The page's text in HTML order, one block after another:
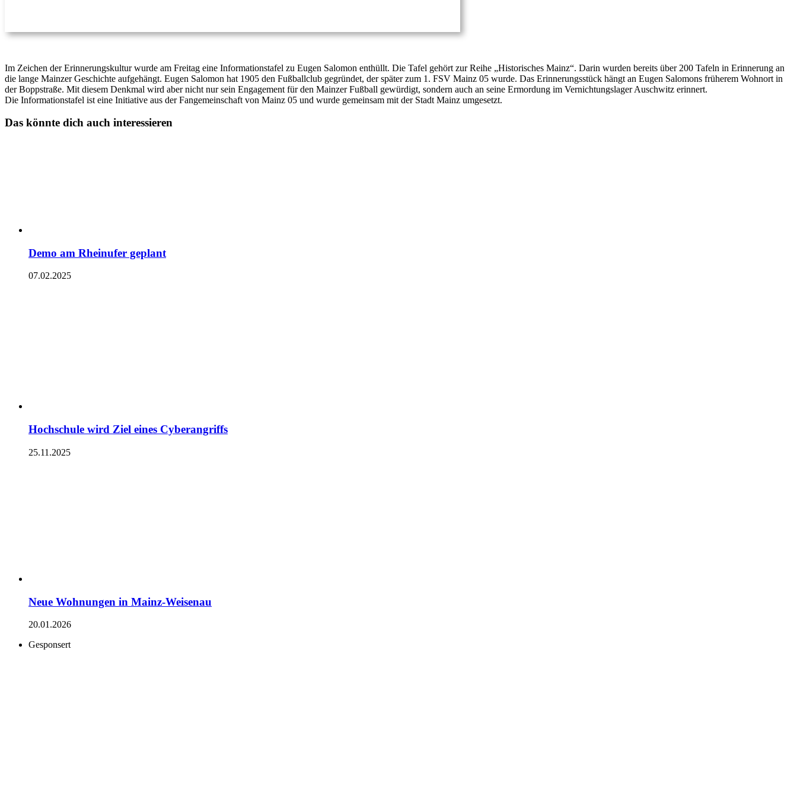
Im Zeichen der Erinnerungskultur wurde am Freitag eine Informationstafel zu Eugen Salomon enthüllt. Die Tafel gehört zur Reihe „Historisches Mainz“. Darin wurden bereits über 200 Tafeln in Erinnerung an
die lange Mainzer Geschichte aufgehängt. Eugen Salomon hat 1905 den Fußballclub gegründet, der später zum 1. FSV Mainz 05 wurde. Das Erinnerungsstück hängt an Eugen Salomons früherem Wohnort in
der Boppstraße. Mit diesem Denkmal wird aber nicht nur sein Engagement für den Mainzer Fußball gewürdigt, sondern auch an seine Ermordung im Vernichtungslager Auschwitz erinnert.
Die Informationstafel ist eine Initiative aus der Fangemeinschaft von Mainz 05 und wurde gemeinsam mit der Stadt Mainz umgesetzt.
Das könnte dich auch interessieren
Demo am Rheinufer geplant
07.02.2025
Hochschule wird Ziel eines Cyberangriffs
25.11.2025
Neue Wohnungen in Mainz-Weisenau
20.01.2026
Gesponsert